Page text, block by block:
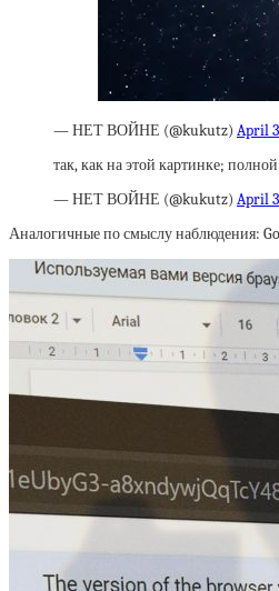
— НЕТ ВОЙНЕ (@kukutz) April
так, как на этой картинке;
— НЕТ ВОЙНЕ (@kukutz) April
Аналогичные по смыслу наблюдения: